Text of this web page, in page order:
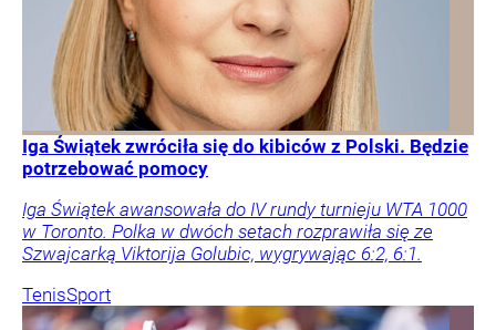
Iga Świątek zwróciła się do kibiców z Polski. Będzie
potrzebować pomocy
Iga Świątek awansowała do IV rundy turnieju WTA 1000
w Toronto. Polka w dwóch setach rozprawiła się ze
Szwajcarką Viktorija Golubic, wygrywając 6:2, 6:1.
TenisSport